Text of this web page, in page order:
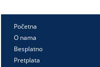
Početna
O nama
Besplatno
Pretplata